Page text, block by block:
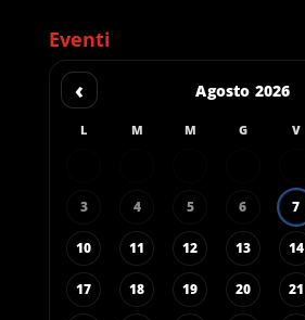
Eventi
‹ Agosto 2026
L M M G V
3 4 5 6 7
10 11 12 13 14
17 18 19 20 21